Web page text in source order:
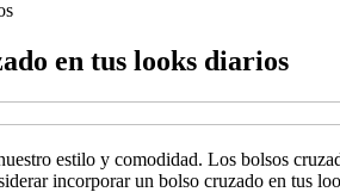
en tus looks diarios
estilo y comodidad. Los bolsos
incorporar un bolso cruzado en tus